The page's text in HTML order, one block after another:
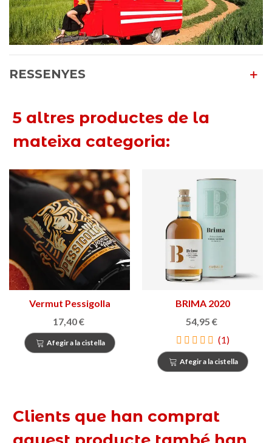
RESSENYES
5 altres productes de la
mateixa categoria:
Vermut Pessigolla
17,40 €
Afegir a la cistella
BRIMA 2020
54,95 €
(1)
Afegir a la cistella
Clients que han comprat